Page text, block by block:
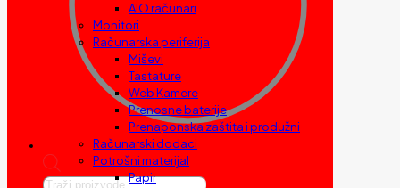
Products
AIO računari
Monitori
Računarska periferija
Miševi
Tastature
Web Kamere
Prenosne baterije
Prenaponska zaštita i produžni
Računarski dodaci
Potrošni materijal
Papir